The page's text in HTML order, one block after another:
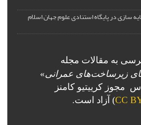
سازی در پایگاه استنادی علوم جهان اسلام
به مقالات مجله
زیرساخت‌های عمرانی»
مجوز کرییتیو کامنز
CC) آزاد است.